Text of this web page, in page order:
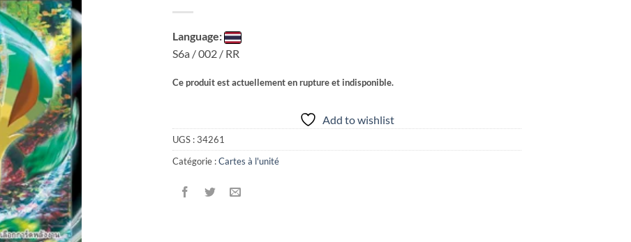
Language:
S6a / 002 / RR
Ce produit est actuellement en rupture et indisponible.
Add to wishlist
UGS :34261
Catégorie :Cartes à l'unité